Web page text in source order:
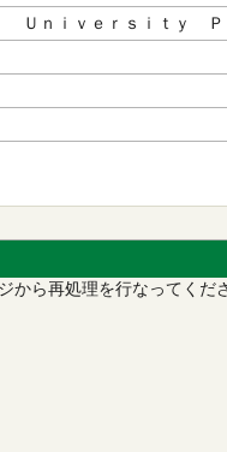
Ｕｎｉｖｅｒｓｉｔｙ Ｐ
から再処理を行なってくだ